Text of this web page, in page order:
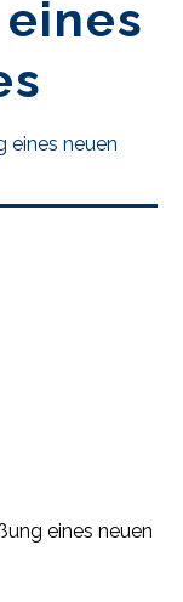
eines neuen